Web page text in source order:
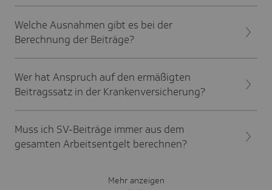
Welche Ausnahmen gibt es bei der
Berechnung der Beiträge?
Wer hat Anspruch auf den ermäßigten
Beitragssatz in der Krankenversicherung?
Muss ich SV-Beiträge immer aus dem
gesamten Arbeitsentgelt berechnen?
Mehr anzeigen